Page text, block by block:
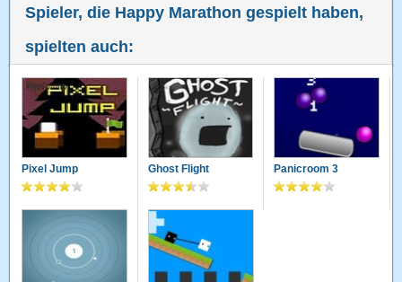
Spieler, die Happy Marathon gespielt haben,
spielten auch:
Pixel Jump Ghost Flight Panicroom 3